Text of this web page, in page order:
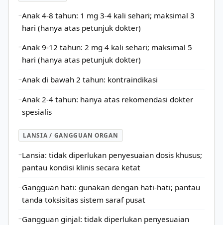
Anak 4-8 tahun: 1 mg 3-4 kali sehari; maksimal 3
hari (hanya atas petunjuk dokter)
Anak 9-12 tahun: 2 mg 4 kali sehari; maksimal 5
hari (hanya atas petunjuk dokter)
Anak di bawah 2 tahun: kontraindikasi
Anak 2-4 tahun: hanya atas rekomendasi dokter
spesialis
LANSIA / GANGGUAN ORGAN
Lansia: tidak diperlukan penyesuaian dosis khusus;
pantau kondisi klinis secara ketat
Gangguan hati: gunakan dengan hati-hati; pantau
tanda toksisitas sistem saraf pusat
Gangguan ginjal: tidak diperlukan penyesuaian